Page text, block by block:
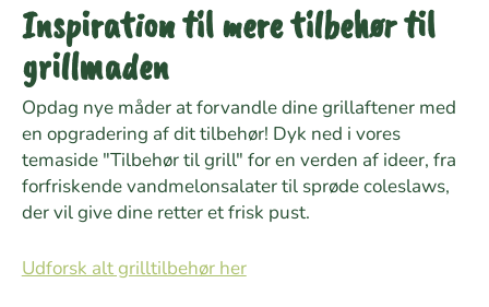
Inspiration til mere tilbehør til
grillmaden
Opdag nye måder at forvandle dine grillaftener med
en opgradering af dit tilbehør! Dyk ned i vores
temaside "Tilbehør til grill" for en verden af ideer, fra
forfriskende vandmelonsalater til sprøde coleslaws,
der vil give dine retter et frisk pust.
Udforsk alt grilltilbehør her